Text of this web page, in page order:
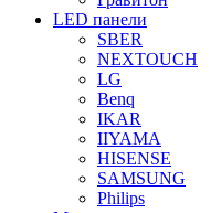
LED панели
SBER
NEXTOUCH
LG
Benq
IKAR
IIYAMA
HISENSE
SAMSUNG
Philips